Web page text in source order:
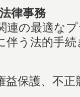
律事務
連の最適な
伴う法的手
益保護、不